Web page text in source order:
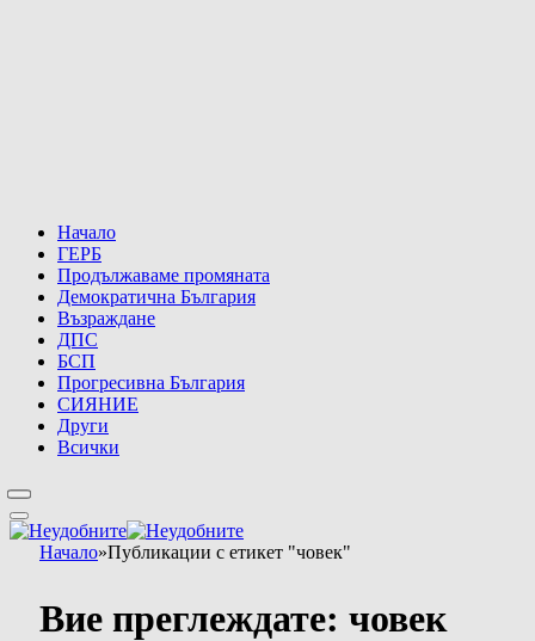
Начало
ГЕРБ
Продължаваме промяната
Демократична България
Възраждане
ДПС
БСП
Прогресивна България
СИЯНИЕ
Други
Всички
Начало»Публикации с етикет "човек"
Вие преглеждате: човек